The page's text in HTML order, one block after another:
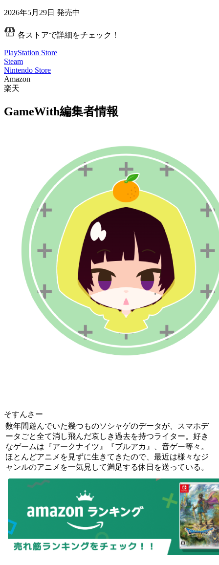
2026年5月29日 発売中
各ストアで詳細をチェック！
PlayStation Store
Steam
Nintendo Store
Amazon
楽天
GameWith編集者情報
そすんさー
数年間遊んでいた幾つものソシャゲのデータが、スマホデ
ータごと全て消し飛んだ哀しき過去を持つライター。好き
なゲームは『アークナイツ』『ブルアカ』、音ゲー等々。
ほとんどアニメを見ずに生きてきたので、最近は様々なジ
ャンルのアニメを一気見して満足する休日を送っている。